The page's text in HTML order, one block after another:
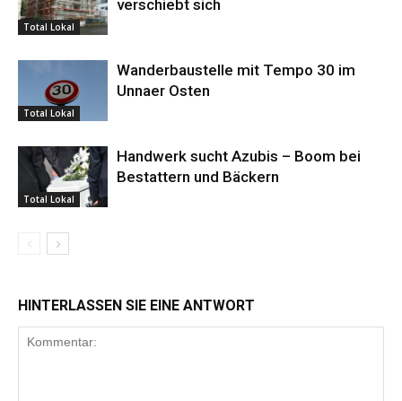
Total Lokal
verschiebt sich
Total Lokal
Wanderbaustelle mit Tempo 30 im
Unnaer Osten
Total Lokal
Handwerk sucht Azubis – Boom bei
Bestattern und Bäckern
HINTERLASSEN SIE EINE ANTWORT